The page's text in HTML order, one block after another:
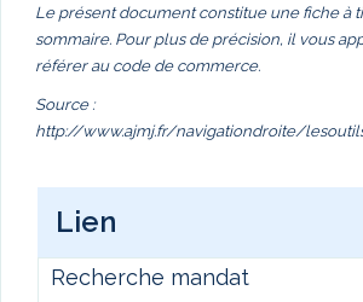
Le présent document constitue une fiche à
sommaire. Pour plus de précision, il vous
référer au code de commerce.
Source :
http://www.ajmj.fr/navigationdroite/
Lien
Recherche mandat